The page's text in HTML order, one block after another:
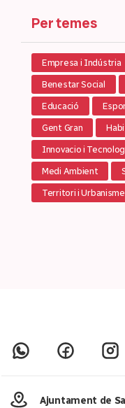
Per temes
Empresa i Indústria
Benestar Social
Educació
Gent Gran
Innovacio i
Medi Ambient
Territori i Urbanisme
Ajuntament de